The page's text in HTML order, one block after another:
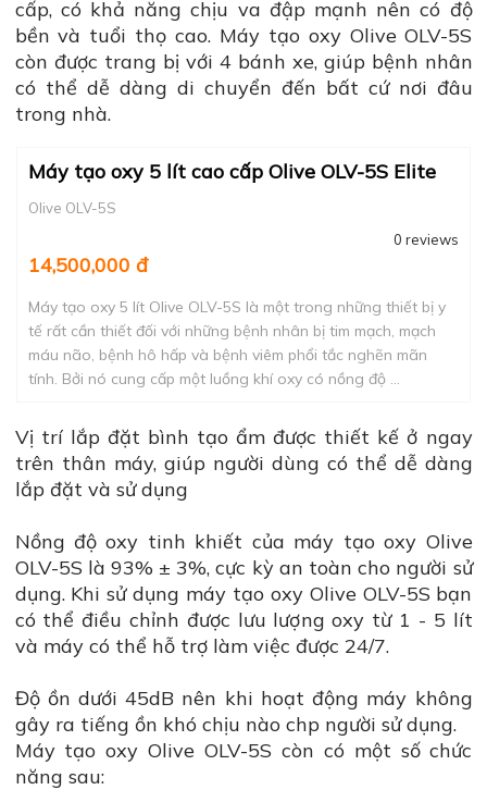
cấp, có khả năng chịu va đập mạnh nên có độ
bền và tuổi thọ cao. Máy tạo oxy Olive OLV-5S
còn được trang bị với 4 bánh xe, giúp bệnh nhân
có thể dễ dàng di chuyển đến bất cứ nơi đâu
trong nhà.
Máy tạo oxy 5 lít cao cấp Olive OLV-5S Elite
Olive OLV-5S
0 reviews
14,500,000 đ
Máy tạo oxy 5 lít Olive OLV-5S là một trong những thiết bị y
tế rất cần thiết đối với những bệnh nhân bị tim mạch, mạch
máu não, bệnh hô hấp và bệnh viêm phổi tắc nghẽn mãn
tính. Bởi nó cung cấp một luồng khí oxy có nồng độ ...
Vị trí lắp đặt bình tạo ẩm được thiết kế ở ngay
trên thân máy, giúp người dùng có thể dễ dàng
lắp đặt và sử dụng
Nồng độ oxy tinh khiết của máy tạo oxy Olive
OLV-5S là 93% ± 3%, cực kỳ an toàn cho người sử
dụng. Khi sử dụng máy tạo oxy Olive OLV-5S bạn
có thể điều chỉnh được lưu lượng oxy từ 1 - 5 lít
và máy có thể hỗ trợ làm việc được 24/7.
Độ ồn dưới 45dB nên khi hoạt động máy không
gây ra tiếng ồn khó chịu nào chp người sử dụng.
Máy tạo oxy Olive OLV-5S còn có một số chức
năng sau: